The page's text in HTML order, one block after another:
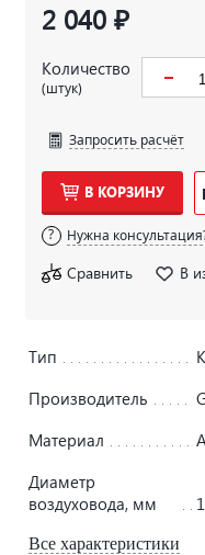
2 040 ₽
Количество
(штук)
Запросить расчёт
В КОРЗИНУ
Нужна
Сравнить В
Тип
Производитель
Материал
Диаметр
воздуховода, мм
Все характеристики